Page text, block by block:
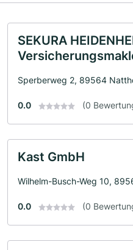
SEKURA
Sperberweg 2, 89564
0.0 (0
Kast GmbH
Wilhelm-Busch-Weg 10,
0.0 (0